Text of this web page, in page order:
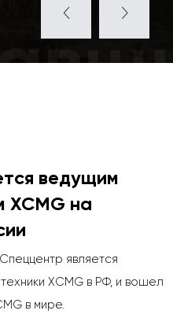
ведущим
на
является
XCMG в РФ, и вошел
в мире.